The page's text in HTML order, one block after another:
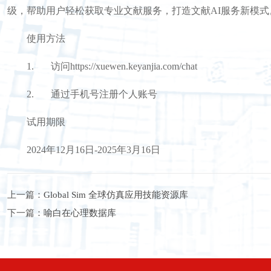
级，帮助用户轻松获取专业文献服务，打造文献AI服务新模
使用方法
1. 访问https://xuewen.keyanjia.com/chat
2. 通过手机号注册个人账号
试用期限
2024年12 月 16日 -2025年3月 16日
上一篇： Global Sim 全球仿真应用技能资源库
下一篇： 喻白在心理数据库